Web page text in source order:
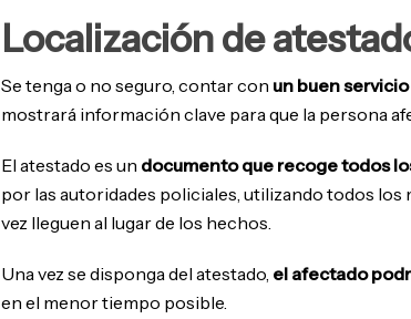
Localización de
Se tenga o no seguro, contar con un buen
mostrará información clave para que la persona
El atestado es un documento que recoge todos
por las autoridades policiales, utilizando todos
vez lleguen al lugar de los hechos.
Una vez se disponga del atestado, el afectado
en el menor tiempo posible.